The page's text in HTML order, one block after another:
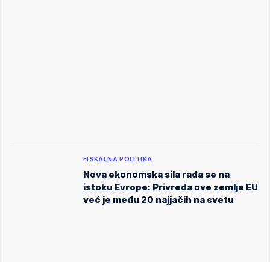
FISKALNA POLITIKA
Nova ekonomska sila rađa se na
istoku Evrope: Privreda ove zemlje EU
već je među 20 najjačih na svetu